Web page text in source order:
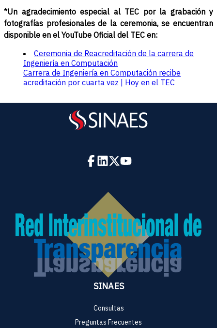
*Un agradecimiento especial al TEC por la grabación y
fotografías profesionales de la ceremonia, se encuentran
disponible en el YouTube Oficial del TEC en:
Ceremonia de Reacreditación de la carrera de
Ingeniería en Computación
Carrera de Ingeniería en Computación recibe
acreditación por cuarta vez | Hoy en el TEC
SINAES
Consultas
Preguntas Frecuentes